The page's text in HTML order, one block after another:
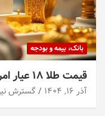
بانک، بیمه و بودجه
قیمت طلا ۱۸ عیار امروز ۱۶ آذر اعلام شد + جدول
آذر ۱۶, ۱۴۰۴ گسترش